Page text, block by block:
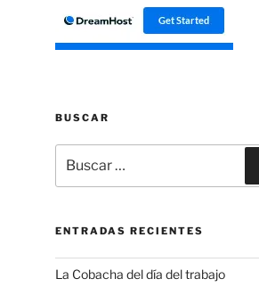
BUSCAR
por:
ENTRADAS RECIENTES
La Cobacha del día del trabajo